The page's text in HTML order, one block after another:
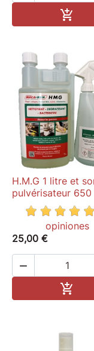

H.M.G 1 litre et
pulvérisateur 650
opiniones
25,00 €

